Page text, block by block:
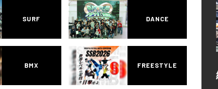
SURF DANCE
BMX FREESTYLE